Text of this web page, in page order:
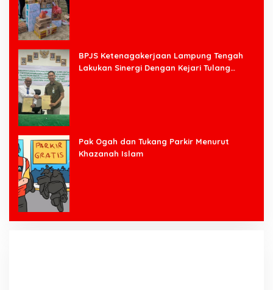
BPJS Ketenagakerjaan Lampung Tengah
Lakukan Sinergi Dengan Kejari Tulang
Pak Ogah dan Tukang Parkir Menurut
Khazanah Islam